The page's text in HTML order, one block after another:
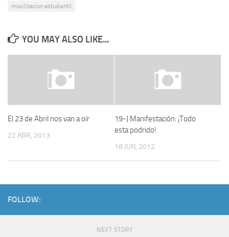
movilizacion estudiantil
YOU MAY ALSO LIKE...
El 23 de Abril nos van a oír
22 ABR, 2013
19-J Manifestación: ¡Todo
esta podrido!
18 JUN, 2012
FOLLOW:
NEXT STORY